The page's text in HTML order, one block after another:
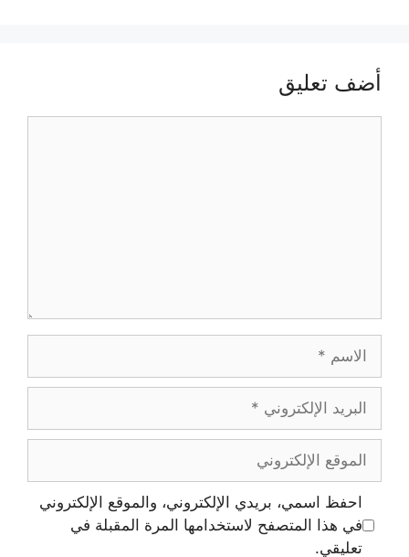
أضف تعليق
احفظ اسمي، بريدي الإلكتروني، والموقع الإلكتروني
في هذا المتصفح لاستخدامها المرة المقبلة في
تعليقي.